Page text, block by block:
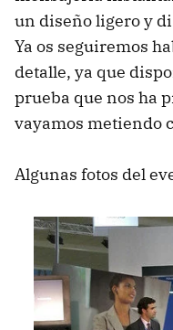
un diseño ligero y
Ya os seguiremos
detalle, ya que
prueba que nos ha
vayamos metiendo
Algunas fotos del